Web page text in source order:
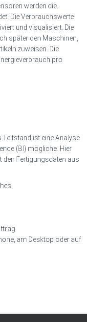
werden die
Die Verbrauchswerte
und visualisiert. Die
später den Maschinen,
zuweisen. Die
pro
Leitstand ist eine Analyse
(BI) mögliche. Hier
den Fertigungsdaten aus
am Desktop oder auf